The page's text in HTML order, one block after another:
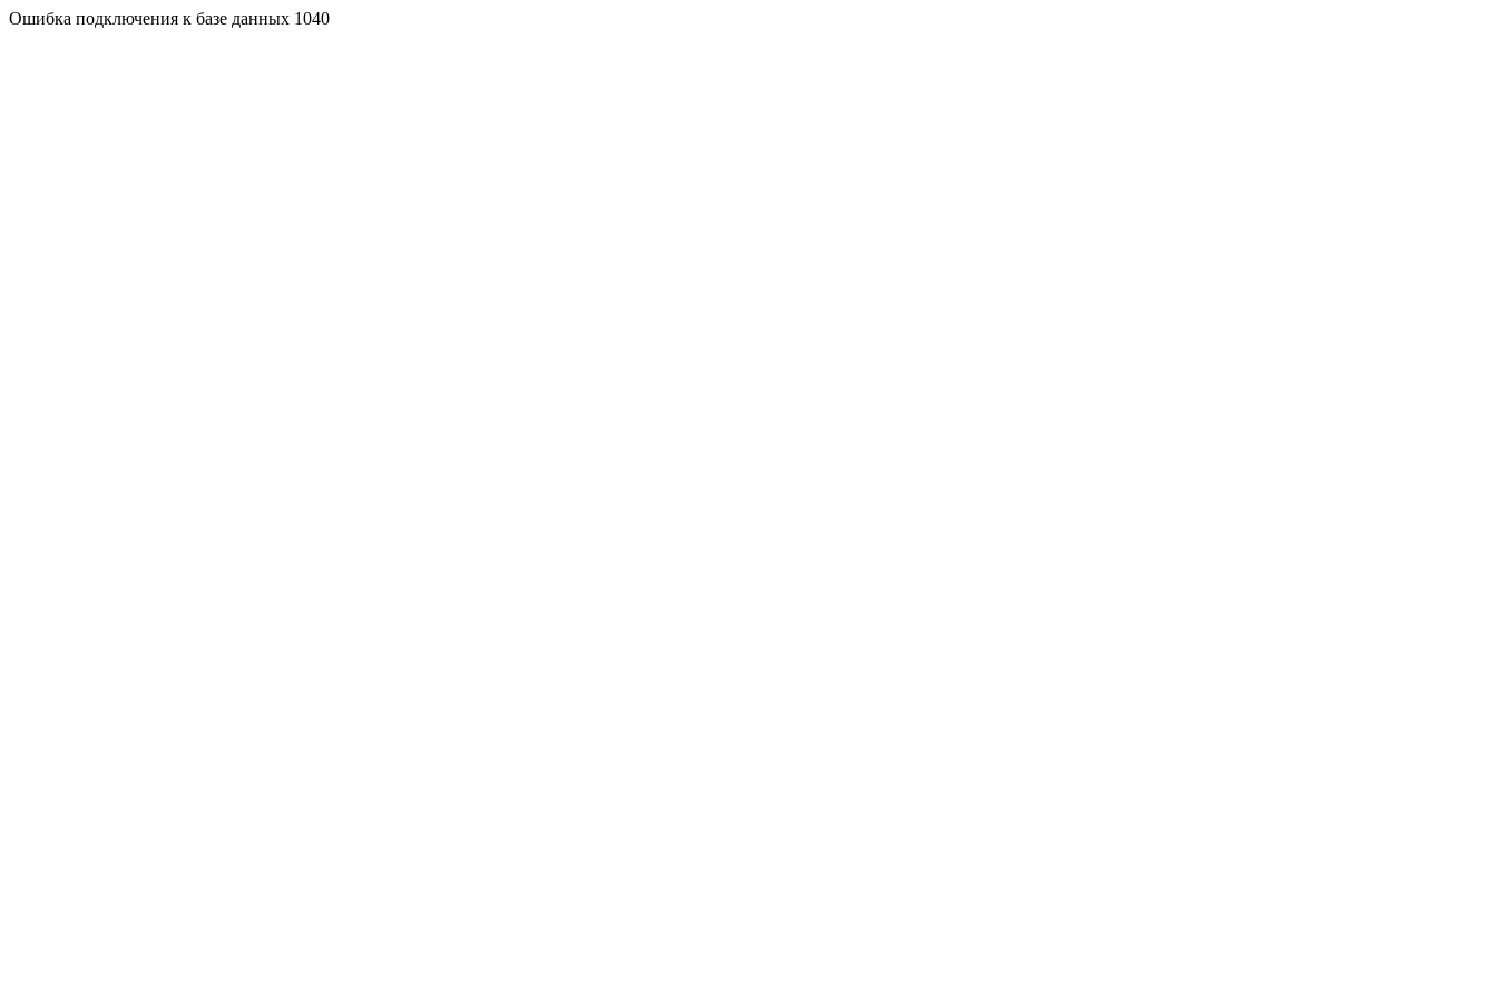
Ошибка подключения к базе данных 1040